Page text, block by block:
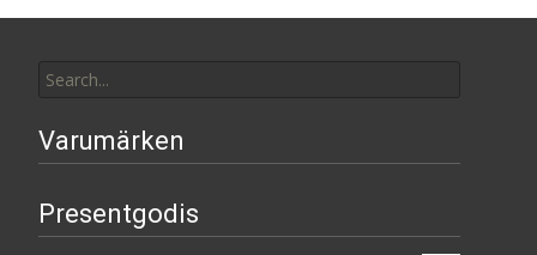
for:
Varumärken
Presentgodis